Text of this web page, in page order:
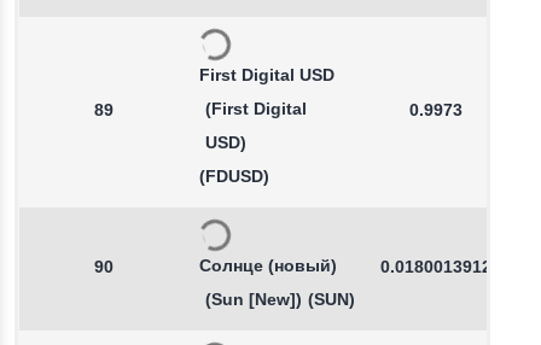
89
First Digital USD
(First Digital
USD)
(FDUSD)
0.9973
90
Солнце (новый)
(Sun [New]) (SUN)
0.0180013912